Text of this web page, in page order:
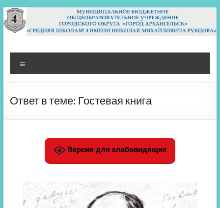
Перейти
к
содержимому
МБОУ СШ 4
Архангельск
Ответ в теме: Гостевая книга
Версия для слабовидящих